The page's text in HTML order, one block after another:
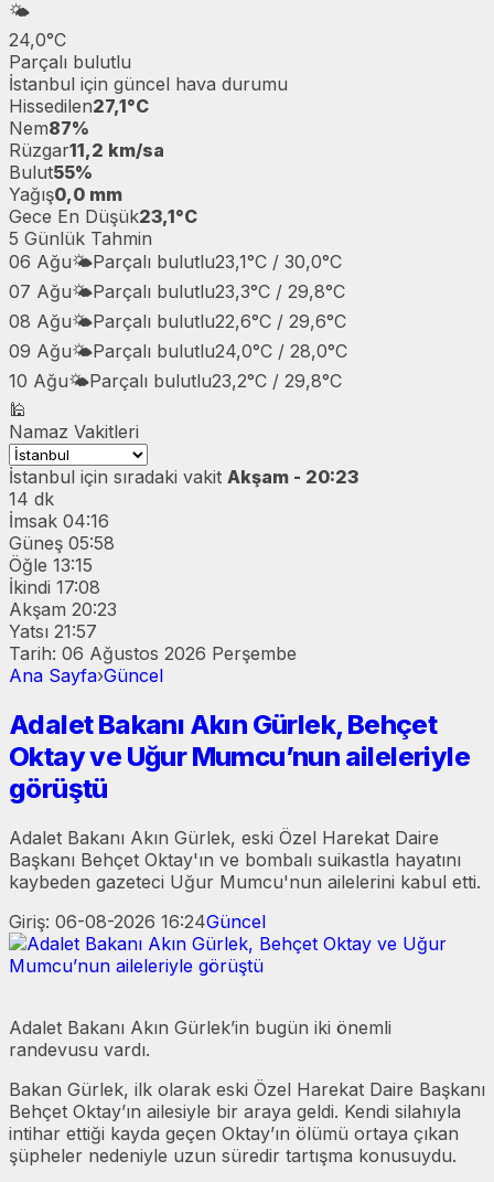
🌤️
24,0°C
Parçalı bulutlu
İstanbul için güncel hava durumu
Hissedilen27,1°C
Nem87%
Rüzgar11,2 km/sa
Bulut55%
Yağış0,0 mm
Gece En Düşük23,1°C
5 Günlük Tahmin
06 Ağu🌤️Parçalı bulutlu23,1°C / 30,0°C
07 Ağu🌤️Parçalı bulutlu23,3°C / 29,8°C
08 Ağu🌤️Parçalı bulutlu22,6°C / 29,6°C
09 Ağu🌤️Parçalı bulutlu24,0°C / 28,0°C
10 Ağu🌤️Parçalı bulutlu23,2°C / 29,8°C
🕌
Namaz Vakitleri
İstanbul için sıradaki vakit Akşam - 20:23
14 dk
İmsak 04:16
Güneş 05:58
Öğle 13:15
İkindi 17:08
Akşam 20:23
Yatsı 21:57
Tarih: 06 Ağustos 2026 Perşembe
Ana Sayfa›Güncel
Adalet Bakanı Akın Gürlek, Behçet
Oktay ve Uğur Mumcu’nun aileleriyle
görüştü
Adalet Bakanı Akın Gürlek, eski Özel Harekat Daire
Başkanı Behçet Oktay'ın ve bombalı suikastla hayatını
kaybeden gazeteci Uğur Mumcu'nun ailelerini kabul etti.
Giriş: 06-08-2026 16:24Güncel
Adalet Bakanı Akın Gürlek’in bugün iki önemli
randevusu vardı.
Bakan Gürlek, ilk olarak eski Özel Harekat Daire Başkanı
Behçet Oktay’ın ailesiyle bir araya geldi. Kendi silahıyla
intihar ettiği kayda geçen Oktay’ın ölümü ortaya çıkan
şüpheler nedeniyle uzun süredir tartışma konusuydu.